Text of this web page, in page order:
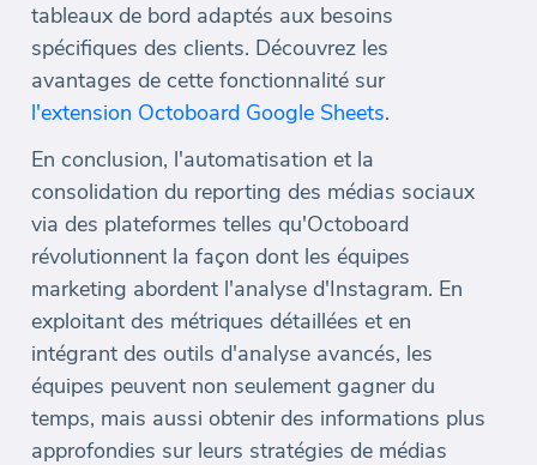
tableaux de bord adaptés aux besoins
spécifiques des clients. Découvrez les
avantages de cette fonctionnalité sur
l'extension Octoboard Google Sheets.
En conclusion, l'automatisation et la
consolidation du reporting des médias sociaux
via des plateformes telles qu'Octoboard
révolutionnent la façon dont les équipes
marketing abordent l'analyse d'Instagram. En
exploitant des métriques détaillées et en
intégrant des outils d'analyse avancés, les
équipes peuvent non seulement gagner du
temps, mais aussi obtenir des informations plus
approfondies sur leurs stratégies de médias